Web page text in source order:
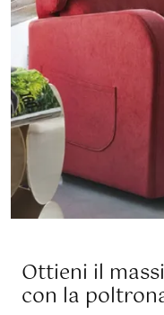
Ottieni il
con la